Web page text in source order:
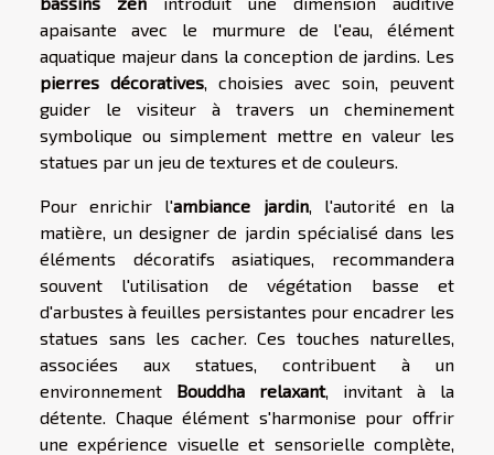
apaisante avec le murmure de l'eau, élément
aquatique majeur dans la conception de jardins. Les
pierres décoratives , choisies avec soin, peuvent
guider le visiteur à travers un cheminement
symbolique ou simplement mettre en valeur les
statues par un jeu de textures et de couleurs.
Pour enrichir l'ambiance jardin, l'autorité en la
matière, un designer de jardin spécialisé dans les
éléments décoratifs asiatiques, recommandera
souvent l'utilisation de végétation basse et
d'arbustes à feuilles persistantes pour encadrer les
statues sans les cacher. Ces touches naturelles,
associées aux statues, contribuent à un
environnement Bouddha relaxant, invitant à la
détente. Chaque élément s'harmonise pour offrir
une expérience visuelle et sensorielle complète,